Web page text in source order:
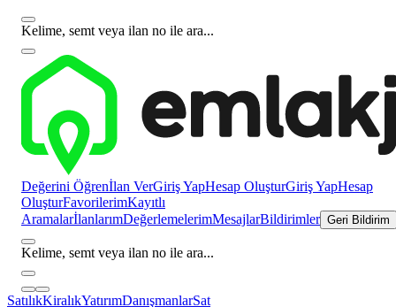
Kelime, semt veya ilan no ile ara...
Değerini Öğrenİlan VerGiriş YapHesap OluşturGiriş YapHesap
OluşturFavorilerimKayıtlı
AramalarİlanlarımDeğerlemelerimMesajlarBildirimler Geri Bildirim
Kelime, semt veya ilan no ile ara...
SatılıkKiralıkYatırımDanışmanlarSat